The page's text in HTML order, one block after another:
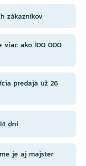
predaja už 26
zákazníkov
dní
viac ako 100 000
je aj majster